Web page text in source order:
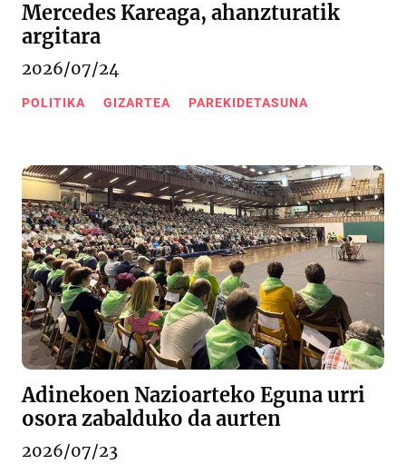
Mercedes Kareaga, ahanzturatik
argitara
2026/07/24
POLITIKA GIZARTEA PAREKIDETASUNA
Adinekoen Nazioarteko Eguna urri
osora zabalduko da aurten
2026/07/23